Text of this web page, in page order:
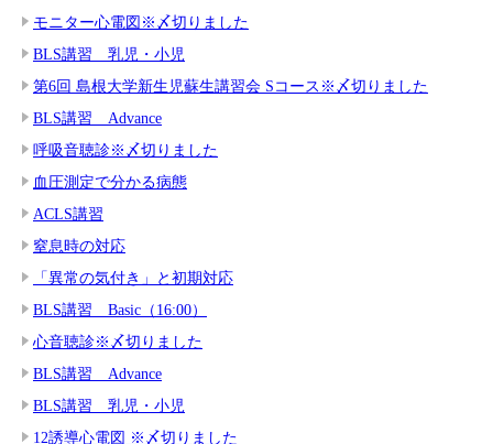
モニター心電図※〆切りました
BLS講習 乳児・小児
第6回 島根大学新生児蘇生講習会 Sコース※〆切りました
BLS講習 Advance
呼吸音聴診※〆切りました
血圧測定で分かる病態
ACLS講習
窒息時の対応
「異常の気付き」と初期対応
BLS講習 Basic（16:00）
心音聴診※〆切りました
BLS講習 Advance
BLS講習 乳児・小児
12誘導心電図 ※〆切りました